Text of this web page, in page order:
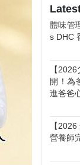
體味管
s DHC
【
開！為
進爸爸
【
營養師